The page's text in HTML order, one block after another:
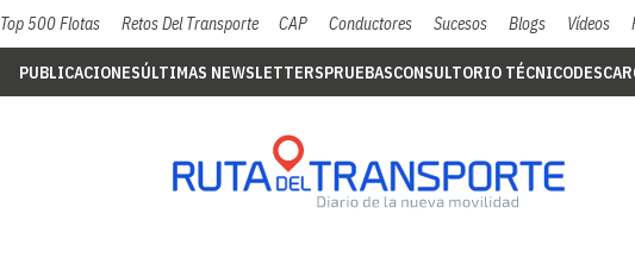
Top 500 Flotas Retos Del Transporte CAP Conductores Sucesos Blogs Vídeos
PUBLICACIONESÚLTIMAS NEWSLETTERSPRUEBASCONSULTORIO TÉCNICO